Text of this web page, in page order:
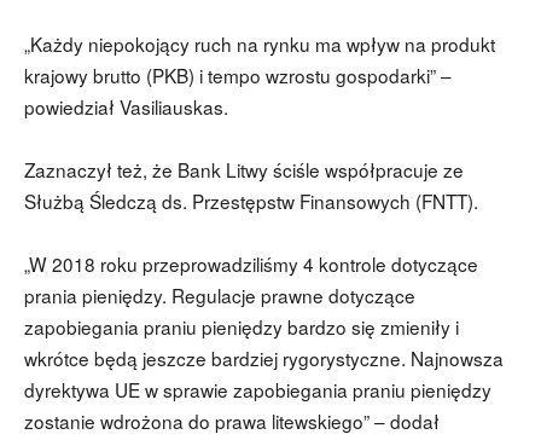
„Każdy niepokojący ruch na rynku ma wpływ na produkt
krajowy brutto (PKB) i tempo wzrostu gospodarki” –
powiedział Vasiliauskas.
Zaznaczył też, że Bank Litwy ściśle współpracuje ze
Służbą Śledczą ds. Przestępstw Finansowych (FNTT).
„W 2018 roku przeprowadziliśmy 4 kontrole dotyczące
prania pieniędzy. Regulacje prawne dotyczące
zapobiegania praniu pieniędzy bardzo się zmieniły i
wkrótce będą jeszcze bardziej rygorystyczne. Najnowsza
dyrektywa UE w sprawie zapobiegania praniu pieniędzy
zostanie wdrożona do prawa litewskiego” – dodał